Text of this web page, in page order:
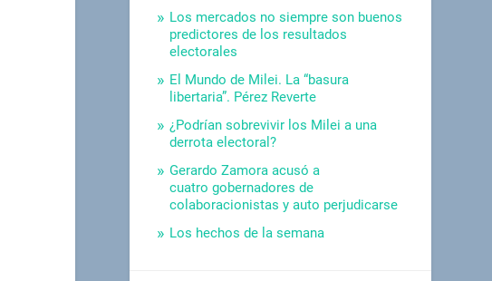
Los mercados no siempre son buenos
predictores de los resultados
electorales
El Mundo de Milei. La “basura
libertaria”. Pérez Reverte
¿Podrían sobrevivir los Milei a una
derrota electoral?
Gerardo Zamora acusó a
cuatro gobernadores de
colaboracionistas y auto perjudicarse
Los hechos de la semana